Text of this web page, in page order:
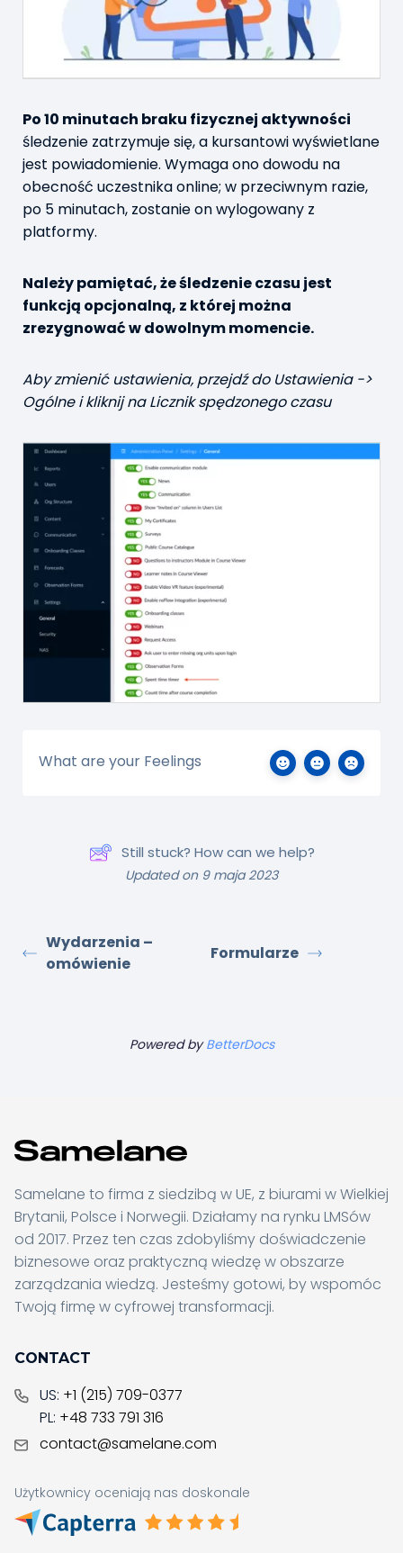
Po 10 minutach braku fizycznej aktywności
śledzenie zatrzymuje się, a kursantowi wyświetlane
jest powiadomienie. Wymaga ono dowodu na
obecność uczestnika online; w przeciwnym razie,
po 5 minutach, zostanie on wylogowany z
platformy.
Należy pamiętać, że śledzenie czasu jest
funkcją opcjonalną, z której można
zrezygnować w dowolnym momencie.
Aby zmienić ustawienia, przejdź do Ustawienia ->
Ogólne i kliknij na Licznik spędzonego czasu
What are your Feelings
Still stuck? How can we help?
Updated on 9 maja 2023
Wydarzenia –
omówienie
Formularze
Powered byBetterDocs
Samelane to firma z siedzibą w UE, z biurami w Wielkiej
Brytanii, Polsce i Norwegii. Działamy na rynku LMSów
od 2017. Przez ten czas zdobyliśmy doświadczenie
biznesowe oraz praktyczną wiedzę w obszarze
zarządzania wiedzą. Jesteśmy gotowi, by wspomóc
Twoją firmę w cyfrowej transformacji.
CONTACT
US: +1 (215) 709-0377
PL: +48 733 791 316
contact@samelane.com
Użytkownicy oceniają nas doskonale